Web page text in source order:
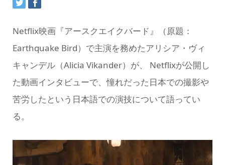
Netflix映画『アースクエイクバード』（原題：
Earthquake Bird）で主演を務めたアリシア・ヴィ
キャンデル（Alicia Vikander）が、 Netflixが公開し
た動画インタビューで、憧れだった日本での撮影や
苦労したという日本語での演技について語ってい
る。